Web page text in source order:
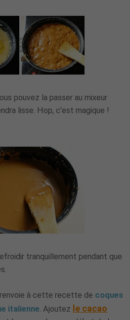
pouvez la passer au mixeur
lisse. Hop, c'est magique !
tranquillement pendant que
à cette recette de coques
italienne. Ajoutez le cacao